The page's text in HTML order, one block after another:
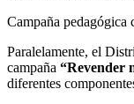
Campaña pedagógica
Paralelamente, el
campaña “Revender
diferentes